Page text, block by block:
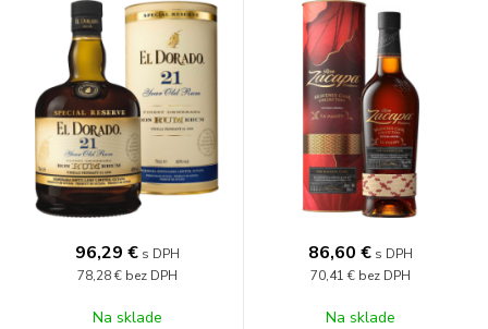
96,29 € s DPH
78,28 € bez DPH
Na sklade
86,60 € s DPH
70,41 € bez DPH
Na sklade